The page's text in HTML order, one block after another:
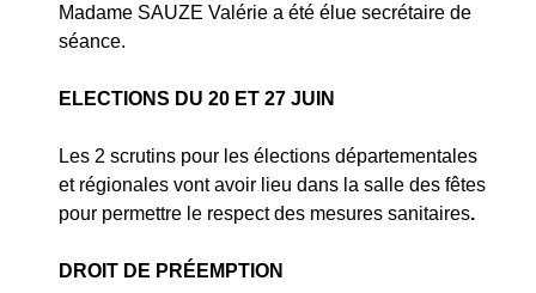
Madame SAUZE Valérie a été élue secrétaire de
séance.
ELECTIONS DU 20 ET 27 JUIN
Les 2 scrutins pour les élections départementales
et régionales vont avoir lieu dans la salle des fêtes
pour permettre le respect des mesures sanitaires.
DROIT DE PRÉEMPTION